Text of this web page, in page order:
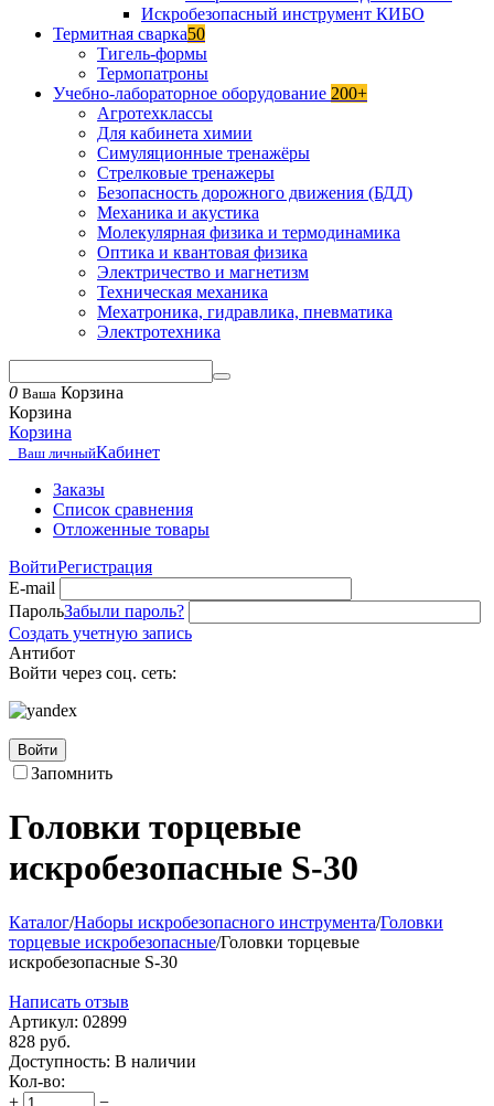
Искробезопасный инструмент КИБО
Термитная сварка50
Тигель-формы
Термопатроны
Учебно-лабораторное оборудование 200+
Агротехклассы
Для кабинета химии
Симуляционные тренажёры
Стрелковые тренажеры
Безопасность дорожного движения (БДД)
Механика и акустика
Молекулярная физика и термодинамика
Оптика и квантовая физика
Электричество и магнетизм
Техническая механика
Мехатроника, гидравлика, пневматика
Электротехника
0 Ваша Корзина
Корзина
Корзина
Ваш личныйКабинет
Заказы
Список сравнения
Отложенные товары
ВойтиРегистрация
E-mail
ПарольЗабыли пароль?
Создать учетную запись
Антибот
Войти через соц. сеть:
Войти
Запомнить
Головки торцевые
искробезопасные S-30
Каталог/Наборы искробезопасного инструмента/Головки
торцевые искробезопасные/Головки торцевые
искробезопасные S-30
Написать отзыв
Артикул: 02899
828 руб.
Доступность: В наличии
Кол-во:
+
−